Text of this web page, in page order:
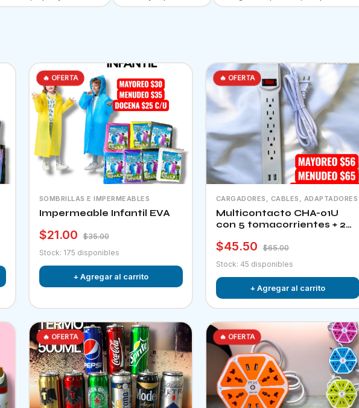
🔥 OFERTA
SOMBRILLAS E IMPERMEABLES
Impermeable Infantil EVA
$21.00
$35.00
Stock: 175 disponibles
+ Agregar al carrito
🔥 OFERTA
CARGADORES, CABLES, ADAPTADORES
Multicontacto CHA-01U
con 5 tomacorrientes + 2
$45.50
$65.00
Stock: 45 disponibles
+ Agregar al carrito
🔥 OFERTA 🔥 OFERTA